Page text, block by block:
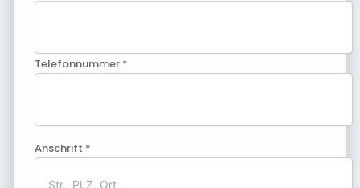
Telefonnummer *
Anschrift *